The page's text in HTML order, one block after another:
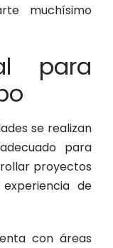
muchísimo
para
se realizan
para
proyectos
de
con áreas